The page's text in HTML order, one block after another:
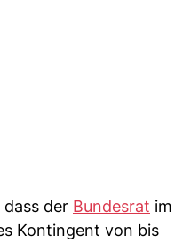
dass der Bundesrat im
Kontingent von bis